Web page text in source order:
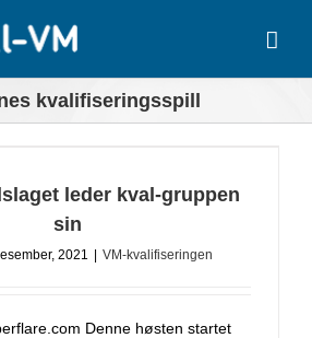
kvalifiseringsspill
leder kval-gruppen
sin
2021 VM-kvalifiseringen
Denne høsten startet